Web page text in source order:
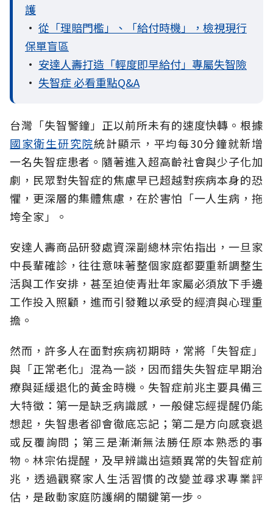
護
• 從「理賠門檻」、「給付時機」，檢視現行
保單盲區
• 安達人壽打造「輕度即早給付」專屬失智險
• 失智症 必看重點Q&A
台灣「失智警鐘」正以前所未有的速度快轉。根據
國家衛生研究院統計顯示，平均每30分鐘就新增
一名失智症患者。隨著進入超高齡社會與少子化加
劇，民眾對失智症的焦慮早已超越對疾病本身的恐
懼，更深層的集體焦慮，在於害怕「一人生病，拖
垮全家」。
安達人壽商品研發處資深副總林宗佑指出，一旦家
中長輩確診，往往意味著整個家庭都要重新調整生
活與工作安排，甚至迫使青壯年家屬必須放下手邊
工作投入照顧，進而引發難以承受的經濟與心理重
擔。
然而，許多人在面對疾病初期時，常將「失智症」
與「正常老化」混為一談，因而錯失失智症早期治
療與延緩退化的黃金時機。失智症前兆主要具備三
大特徵：第一是缺乏病識感，一般健忘經提醒仍能
想起，失智患者卻會徹底忘記；第二是方向感衰退
或反覆詢問；第三是漸漸無法勝任原本熟悉的事
物。林宗佑提醒，及早辨識出這類異常的失智症前
兆，透過觀察家人生活習慣的改變並尋求專業評
估，是啟動家庭防護網的關鍵第一步。